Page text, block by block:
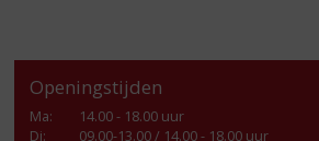
Openingstijden
Ma:
14.00 - 18.00 uur
Di:
09.00-13.00 / 14.00 - 18.00 uur